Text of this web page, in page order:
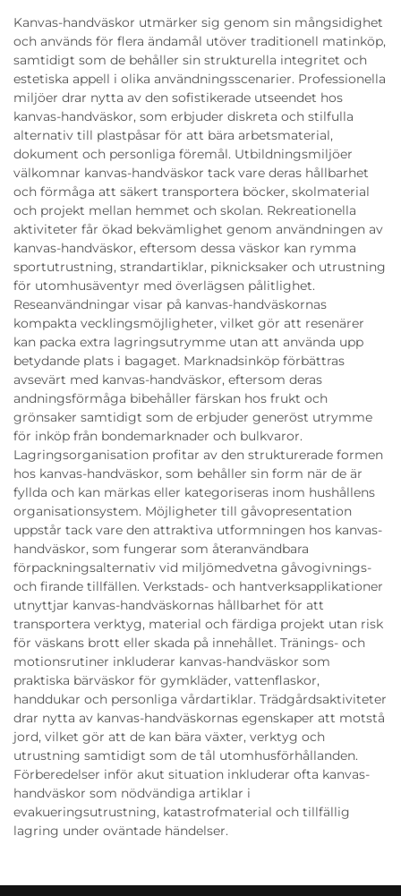
Kanvas-handväskor utmärker sig genom sin mångsidighet
och används för flera ändamål utöver traditionell matinköp,
samtidigt som de behåller sin strukturella integritet och
estetiska appell i olika användningsscenarier. Professionella
miljöer drar nytta av den sofistikerade utseendet hos
kanvas-handväskor, som erbjuder diskreta och stilfulla
alternativ till plastpåsar för att bära arbetsmaterial,
dokument och personliga föremål. Utbildningsmiljöer
välkomnar kanvas-handväskor tack vare deras hållbarhet
och förmåga att säkert transportera böcker, skolmaterial
och projekt mellan hemmet och skolan. Rekreationella
aktiviteter får ökad bekvämlighet genom användningen av
kanvas-handväskor, eftersom dessa väskor kan rymma
sportutrustning, strandartiklar, piknicksaker och utrustning
för utomhusäventyr med överlägsen pålitlighet.
Reseanvändningar visar på kanvas-handväskornas
kompakta vecklingsmöjligheter, vilket gör att resenärer
kan packa extra lagringsutrymme utan att använda upp
betydande plats i bagaget. Marknadsinköp förbättras
avsevärt med kanvas-handväskor, eftersom deras
andningsförmåga bibehåller färskan hos frukt och
grönsaker samtidigt som de erbjuder generöst utrymme
för inköp från bondemarknader och bulkvaror.
Lagringsorganisation profitar av den strukturerade formen
hos kanvas-handväskor, som behåller sin form när de är
fyllda och kan märkas eller kategoriseras inom hushållens
organisationsystem. Möjligheter till gåvopresentation
uppstår tack vare den attraktiva utformningen hos kanvas-
handväskor, som fungerar som återanvändbara
förpackningsalternativ vid miljömedvetna gåvogivnings-
och firande tillfällen. Verkstads- och hantverksapplikationer
utnyttjar kanvas-handväskornas hållbarhet för att
transportera verktyg, material och färdiga projekt utan risk
för väskans brott eller skada på innehållet. Tränings- och
motionsrutiner inkluderar kanvas-handväskor som
praktiska bärväskor för gymkläder, vattenflaskor,
handdukar och personliga vårdartiklar. Trädgårdsaktiviteter
drar nytta av kanvas-handväskornas egenskaper att motstå
jord, vilket gör att de kan bära växter, verktyg och
utrustning samtidigt som de tål utomhusförhållanden.
Förberedelser inför akut situation inkluderar ofta kanvas-
handväskor som nödvändiga artiklar i
evakueringsutrustning, katastrofmaterial och tillfällig
lagring under oväntade händelser.